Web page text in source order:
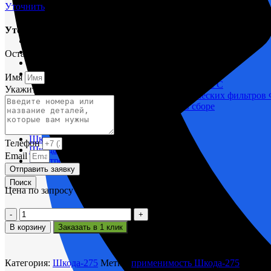
М400 (401), М500, М756 ("Звезда")
Фильтры и фильтроэлементы
Корпусы гидравлических фильтров ФГС
Фильтрующие элементы гидравлических
Фильтры гидравлические ФГС в сборе
Фонари
Шкода 6S-160
Шкода-275
Электродвигатели
Поиск
Уточнить
Уточнить срок поставки
Оставьте заявку и мы вам поможем.
Имя
Укажите название или номера деталей
Телефон
Email
Отправить заявку
Цена по запросу
Количество
товара
Кольцо
компрессионное
Dm
В корзину Заказать в 1 клик
Категория: Шкода-275 Метка: применимость Шкода-275